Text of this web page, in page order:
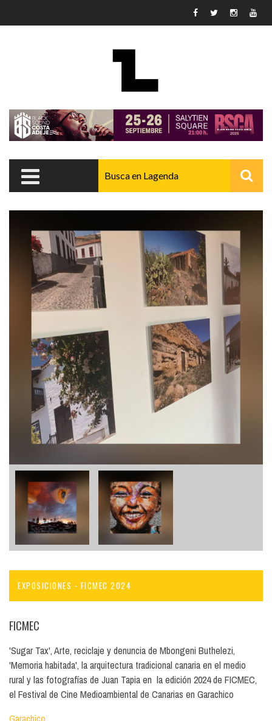
EXPOSICIONES - FICMEC 2024
FICMEC
'Sugar Tax', Arte, reciclaje y denuncia de Mbongeni Buthelezi,
'Memoria habitada', la arquitectura tradicional canaria en el medio
rural y las fotografías de Juan Tapia en la edición 2024 de FICMEC,
el Festival de Cine Medioambiental de Canarias en Garachico